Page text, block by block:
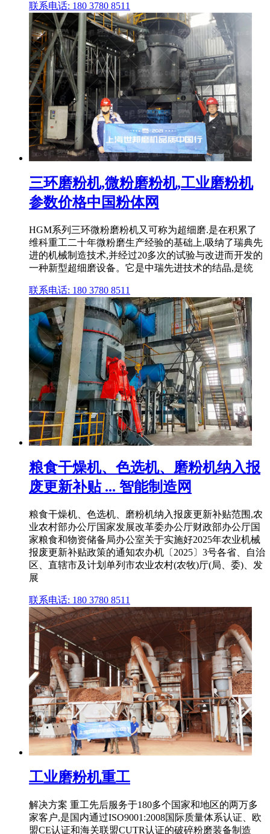
联系电话: 180 3780 8511
三环磨粉机,微粉磨粉机,工业磨粉机
参数价格中国粉体网
HGM系列三环微粉磨粉机又可称为超细磨.是在积累了
维科重工二十年微粉磨生产经验的基础上,吸纳了瑞典先
进的机械制造技术,并经过20多次的试验与改进而开发的
一种新型超细磨设备。它是中瑞先进技术的结晶,是统
联系电话: 180 3780 8511
粮食干燥机、色选机、磨粉机纳入报
废更新补贴 ... 智能制造网
粮食干燥机、色选机、磨粉机纳入报废更新补贴范围,农
业农村部办公厅国家发展改革委办公厅财政部办公厅国
家粮食和物资储备局办公室关于实施好2025年农业机械
报废更新补贴政策的通知农办机〔2025〕3号各省、自治
区、直辖市及计划单列市农业农村(农牧)厅(局、委)、发
展
联系电话: 180 3780 8511
工业磨粉机重工
解决方案 重工先后服务于180多个国家和地区的两万多
家客户,是国内通过ISO9001:2008国际质量体系认证、欧
盟CE认证和海关联盟CUTR认证的破碎粉磨装备制造